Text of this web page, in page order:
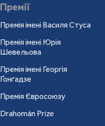
Премії
Премія імені Василя Стуса
Премія імені Юрія
Шевельова
Премія імені Георгія
Ґонґадзе
Премія Євросоюзу
Drahomán Prize